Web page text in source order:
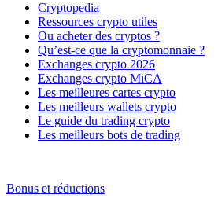
Cryptopedia
Ressources crypto utiles
Ou acheter des cryptos ?
Qu’est-ce que la cryptomonnaie ?
Exchanges crypto 2026
Exchanges crypto MiCA
Les meilleures cartes crypto
Les meilleurs wallets crypto
Le guide du trading crypto
Les meilleurs bots de trading
Bonus et réductions